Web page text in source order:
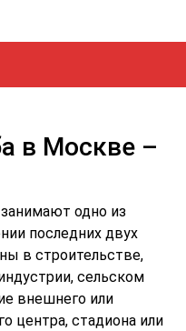
в Москве –
одно из
последних двух
в строительстве,
сельском
внешнего или
центра, стадиона или